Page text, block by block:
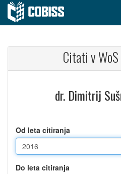
Citati v
dr. Dimitrij
Od leta citiranja
Do leta citiranja